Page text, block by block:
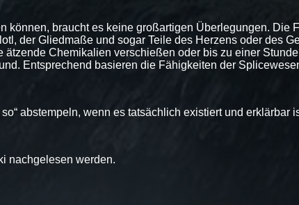
können, braucht es keine großartigen Überlegungen. Die
der Gliedmaße und sogar Teile des Herzens oder des
ätzende Chemikalien verschießen oder bis zu einer
Entsprechend basieren die Fähigkeiten der
abstempeln, wenn es tatsächlich existiert und erklärbar
nachgelesen werden.